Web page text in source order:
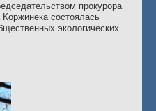
прокурора
состоялась
экологических